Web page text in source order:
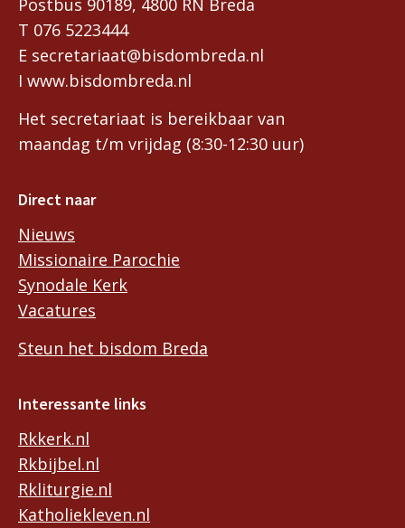
Postbus 90189, 4800 RN Breda
T 076 5223444
E secretariaat@bisdombreda.nl
I www.bisdombreda.nl
Het secretariaat is bereikbaar van
maandag t/m vrijdag (8:30-12:30 uur)
Direct naar
Nieuws
Missionaire Parochie
Synodale Kerk
Vacatures
Steun het bisdom Breda
Interessante links
Rkkerk.nl
Rkbijbel.nl
Rkliturgie.nl
Katholiekleven.nl